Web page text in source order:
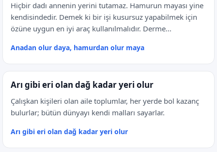
Hiçbir dadı annenin yerini tutamaz. Hamurun mayası yine
kendisindedir. Demek ki bir işi kusursuz yapabilmek için
özüne uygun en iyi araç kullanılmalıdır. Derme...
Anadan olur daya, hamurdan olur maya
Arı gibi eri olan dağ kadar yeri olur
Çalışkan kişileri olan aile toplumlar, her yerde bol kazanç
bulurlar; bütün dünyayı kendi malları sayarlar.
Arı gibi eri olan dağ kadar yeri olur